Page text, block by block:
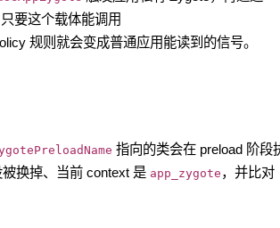
要这个载体能调用
规则就会变成普通应用能读到的信号。
指向的类会在 preload 阶段
换掉、当前 context 是 app_zygote，并比对